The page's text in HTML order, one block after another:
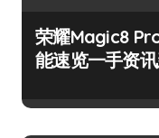
荣耀Magic8
能速览一手资讯